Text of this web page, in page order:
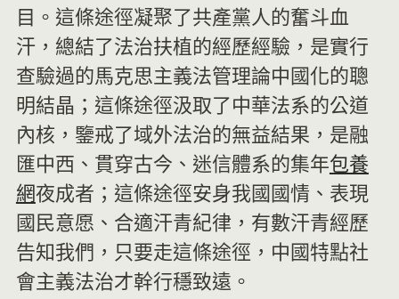
目。這條途徑凝聚了共產黨人的奮斗血
汗，總結了法治扶植的經歷經驗，是實行
查驗過的馬克思主義法管理論中國化的聰
明結晶；這條途徑汲取了中華法系的公道
內核，鑒戒了域外法治的無益結果，是融
匯中西、貫穿古今、迷信體系的集年包養
網夜成者；這條途徑安身我國國情、表現
國民意愿、合適汗青紀律，有數汗青經歷
告知我們，只要走這條途徑，中國特點社
會主義法治才幹行穩致遠。